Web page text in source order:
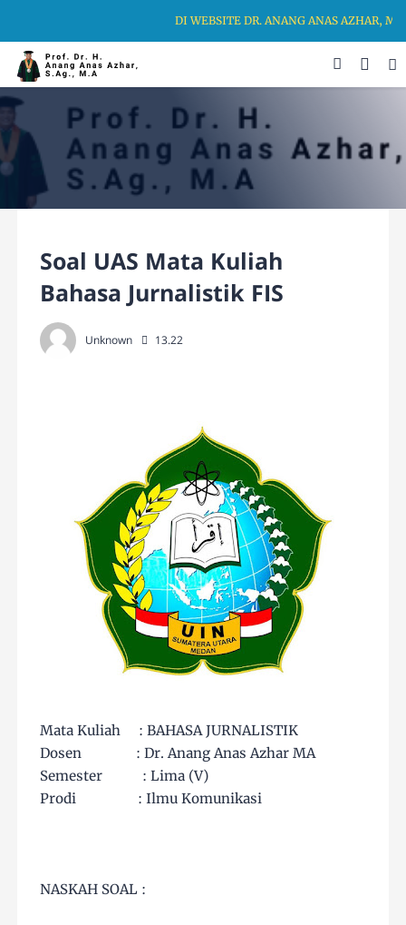
DI WEBSITE DR. ANANG ANAS AZHAR,
Soal UAS Mata Kuliah
Bahasa Jurnalistik FIS
Unknown 13.22
Mata Kuliah : BAHASA JURNALISTIK
Dosen : Dr. Anang Anas Azhar MA
Semester : Lima (V)
Prodi : Ilmu Komunikasi
NASKAH SOAL :